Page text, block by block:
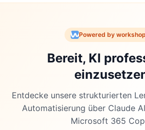
Powered by
Bereit, KI
Entdecke unsere strukturierten
Automatisierung über Claude
Microsoft 365